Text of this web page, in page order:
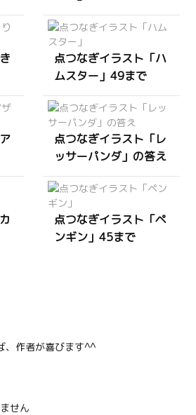
点つなぎイラスト「ハ
ムスター」49まで
点つなぎイラスト「レ
ッサーパンダ」の答え
点つなぎイラスト「ペ
ンギン」45まで
、作者が喜びます^^
せん